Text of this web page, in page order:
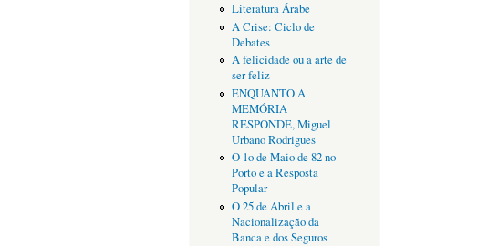
Literatura Árabe
A Crise: Ciclo de
Debates
A felicidade ou a arte de
ser feliz
ENQUANTO A
MEMÓRIA
RESPONDE, Miguel
Urbano Rodrigues
O 1o de Maio de 82 no
Porto e a Resposta
Popular
O 25 de Abril e a
Nacionalização da
Banca e dos Seguros